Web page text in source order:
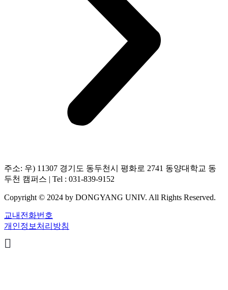
주소: 우) 11307 경기도 동두천시 평화로 2741 동양대학교 동
두천 캠퍼스 | Tel : 031-839-9152
Copyright © 2024 by DONGYANG UNIV. All Rights Reserved.
교내전화번호
개인정보처리방침